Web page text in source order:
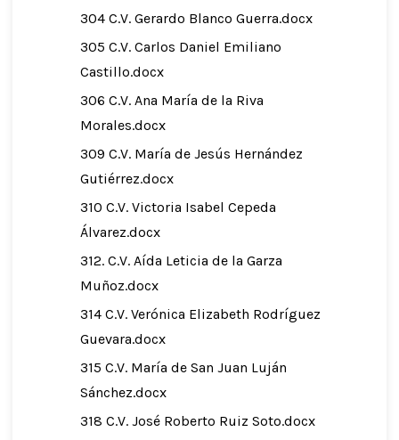
304 C.V. Gerardo Blanco Guerra.docx
305 C.V. Carlos Daniel Emiliano
Castillo.docx
306 C.V. Ana María de la Riva
Morales.docx
309 C.V. María de Jesús Hernández
Gutiérrez.docx
310 C.V. Victoria Isabel Cepeda
Álvarez.docx
312. C.V. Aída Leticia de la Garza
Muñoz.docx
314 C.V. Verónica Elizabeth Rodríguez
Guevara.docx
315 C.V. María de San Juan Luján
Sánchez.docx
318 C.V. José Roberto Ruiz Soto.docx